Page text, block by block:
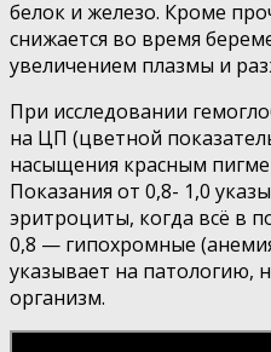
белок и железо. Кроме
снижается во время
увеличением плазмы и
При исследовании
на ЦП (цветной
насыщения красным
Показания от 0,8- 1,0
эритроциты, когда всё в
0,8 — гипохромные
указывает на патологию,
организм.